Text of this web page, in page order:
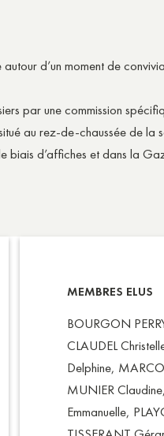
d’un moment de
par une commission
au rez-de-chaussée de la
biais d’affiches et dans la
MEMBRES ELUS
BOURGON
CLAUDEL
Delphine,
MUNIER
Emmanuelle,